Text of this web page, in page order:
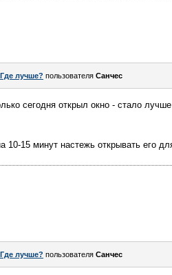
лучше? пользователя Санчес
сегодня открыл окно - стало
15 минут настежь открывать его
лучше? пользователя Санчес